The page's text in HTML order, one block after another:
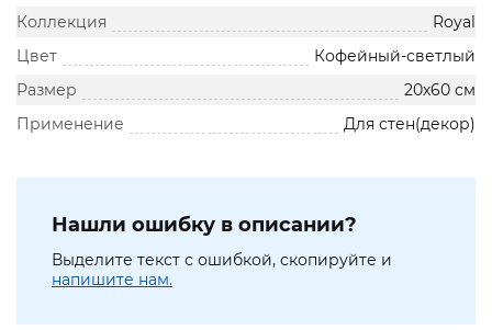
Коллекция
Royal
Цвет
Кофейный-светлый
Размер
20х60 см
Применение
Для стен(декор)
Нашли ошибку в описании?
Выделите текст с ошибкой, скопируйте и
напишите нам.